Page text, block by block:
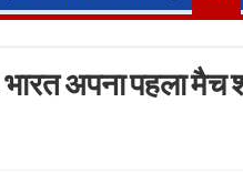
अपना पहला मैच